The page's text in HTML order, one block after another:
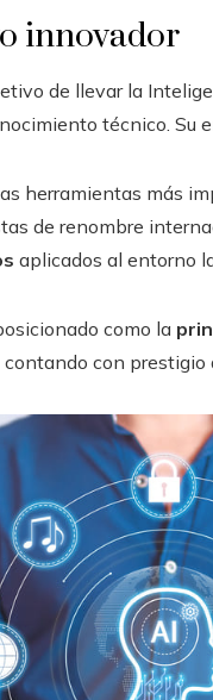
innovador
de llevar la
técnico. Su
herramientas más
de renombre
aplicados al entorno
como la
contando con prestigio